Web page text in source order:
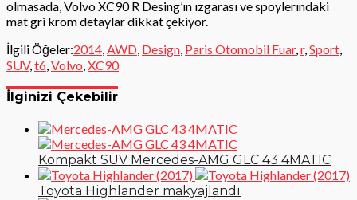
olmasada, Volvo XC90 R Desing’ın ızgarası ve spoylerındaki
mat gri krom detaylar dikkat çekiyor.
İlgili Öğeler:2014 AWD Design Paris Otomobil Fuar, r, Sport
SUV, t6 Volvo XC90
İlginizi Çekebilir
Kompakt SUV Mercedes-AMG GLC 43 4MATIC
Toyota Highlander makyajlandı